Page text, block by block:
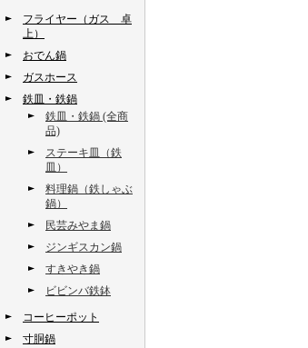
フライヤー（ガス 卓
上）
おでん鍋
ガスホース
鉄皿・鉄鍋
鉄皿・鉄鍋 (全商
品)
ステーキ皿（鉄
皿）
料理鍋（鉄しゃぶ
鍋）
民芸みやま鍋
ジンギスカン鍋
すきやき鍋
ビビンバ鉄鉢
コーヒーポット
寸胴鍋